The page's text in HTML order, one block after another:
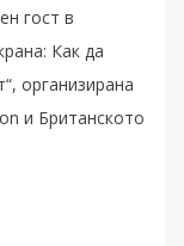
гост в
Как да
организирана
и Британското